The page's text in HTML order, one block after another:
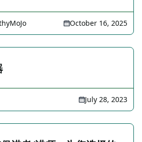
October 16, 2025
July 28, 2023